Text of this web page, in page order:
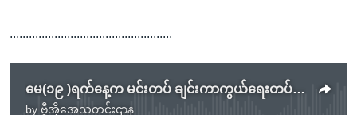
...................................................
မေ(၁၉ )ရက်နေ့က မင်းတပ် ချင်းကာကွယ်ရေးတပ်ဖွဲ့ CDF က စစ်တပ်ကားတစီးကို ခြုံခိုတိုက်ခိုက်ခဲ့စဉ် (Photo by Handout / CHIN WORLD / AFP)
by ဗွီအိုအေသတင်းဌာန